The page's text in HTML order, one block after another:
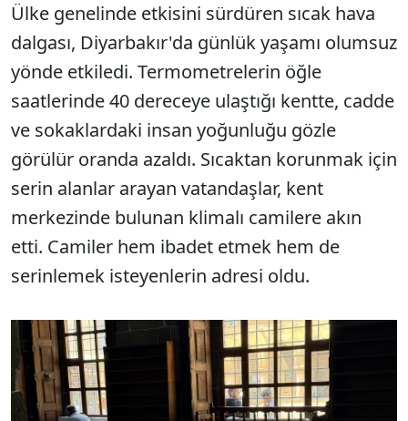
Ülke genelinde etkisini sürdüren sıcak hava
dalgası, Diyarbakır'da günlük yaşamı olumsuz
yönde etkiledi. Termometrelerin öğle
saatlerinde 40 dereceye ulaştığı kentte, cadde
ve sokaklardaki insan yoğunluğu gözle
görülür oranda azaldı. Sıcaktan korunmak için
serin alanlar arayan vatandaşlar, kent
merkezinde bulunan klimalı camilere akın
etti. Camiler hem ibadet etmek hem de
serinlemek isteyenlerin adresi oldu.